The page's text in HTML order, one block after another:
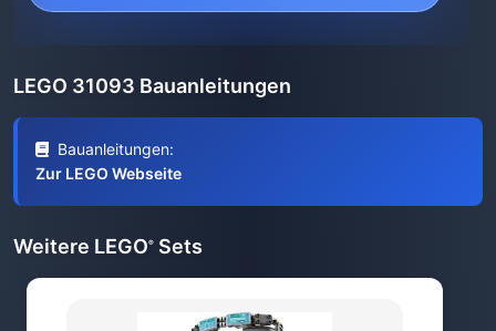
LEGO 31093 Bauanleitungen
Bauanleitungen:
Zur LEGO Webseite
Weitere LEGO® Sets